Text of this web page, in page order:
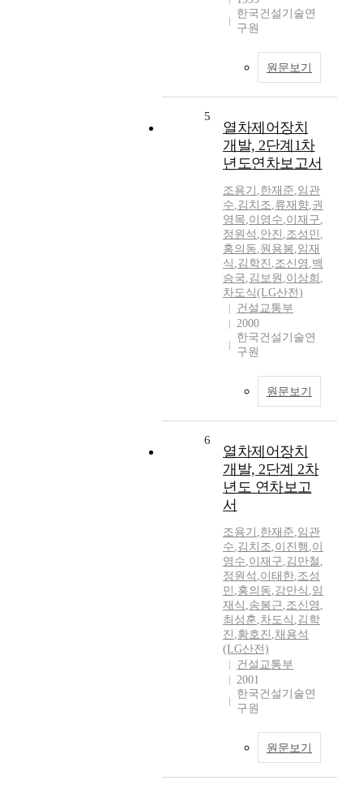
한국건설기술연
구원
원문보기
5
열차제어장치
개발, 2단계1차
년도연차보고서
조용기 ,한재준,임관
수,김치조,류재향,권
영목,이영수,이재구,
정원석 ,안진 ,조성민 ,
홍의동,원용봉,임재
식 ,김학진 ,조신영 ,백
승국,김보원 ,이상희 ,
차도식(LG산전)
건설교통부
2000
한국건설기술연
구원
원문보기
6
열차제어장치
개발, 2단계 2차
년도 연차보고
서
조용기 ,한재준,임관
수,김치조,이진행 ,이
영수,이재구,김만철 ,
정원석 ,이태한,조성
민 ,홍의동,강만식 ,임
재식 ,송봉근,조신영 ,
최성훈,차도식 ,김학
진 ,황호진 ,채용석
(LG산전)
건설교통부
2001
한국건설기술연
구원
원문보기